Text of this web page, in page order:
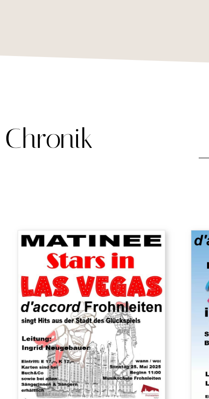
Chronik